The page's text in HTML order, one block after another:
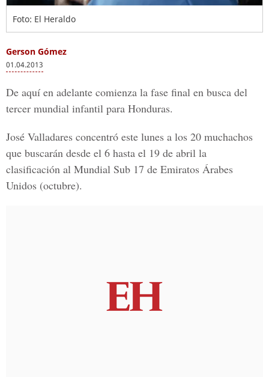
Foto: El Heraldo
Gerson Gómez
01.04.2013
De aquí en adelante comienza la fase final en busca del
tercer mundial infantil para Honduras.
José Valladares concentró este lunes a los 20 muchachos
que buscarán desde el 6 hasta el 19 de abril la
clasificación al Mundial Sub 17 de Emiratos Árabes
Unidos (octubre).